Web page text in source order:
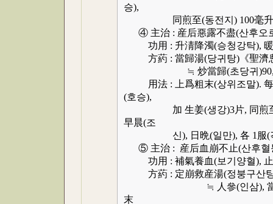
승),
同煎至(동전지) 100毫升(호
④ 主治 : 産后惡露不盡(산후오
功用 : 升淸降濁(승청강탁), 暖
方葯 : 當歸湯(당귀탕)《聖濟
≒ 炒當歸(초당귀)90, 肉桂(
用法 : 上爲粗末(상위조말). 每
(호승),
加 生姜(생강)3片, 同煎至(동
早晨(조
신), 日晩(일만), 各 1服(
⑤ 主治 : 産后血崩不止(산후혈
功用 : 補氣養血(보기양혈), 止
方葯 : 定崩救産湯(정붕구산탕
≒ 人參(인삼), 當歸(당귀),
末